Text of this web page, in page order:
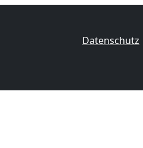
Datenschutz